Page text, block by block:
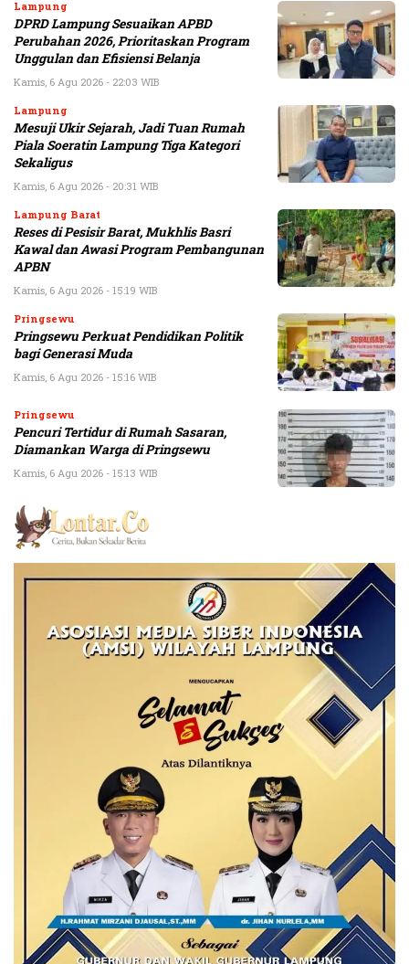
Lampung
DPRD Lampung Sesuaikan APBD
Perubahan 2026, Prioritaskan Program
Unggulan dan Efisiensi Belanja
Kamis, 6 Agu 2026 - 22:03 WIB
Lampung
Mesuji Ukir Sejarah, Jadi Tuan Rumah
Piala Soeratin Lampung Tiga Kategori
Sekaligus
Kamis, 6 Agu 2026 - 20:31 WIB
Lampung Barat
Reses di Pesisir Barat, Mukhlis Basri
Kawal dan Awasi Program Pembangunan
APBN
Kamis, 6 Agu 2026 - 15:19 WIB
Pringsewu
Pringsewu Perkuat Pendidikan Politik
bagi Generasi Muda
Kamis, 6 Agu 2026 - 15:16 WIB
Pringsewu
Pencuri Tertidur di Rumah Sasaran,
Diamankan Warga di Pringsewu
Kamis, 6 Agu 2026 - 15:13 WIB